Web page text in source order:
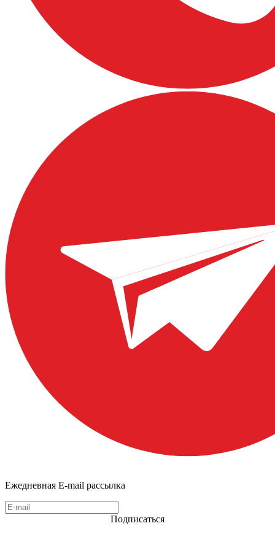
Ежедневная E-mail рассылка
Подписаться